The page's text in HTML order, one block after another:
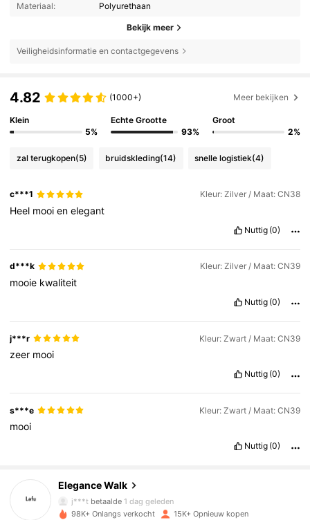
Materiaal: Polyurethaan
Bekijk meer
Veiligheidsinformatie en contactgegevens
4.82 (1000+) Meer bekijken
Klein
5%
Echte Grootte
93%
Groot
2%
zal terugkopen(5) bruidskleding(14) snelle logistiek(4)
c***1 Kleur: Zilver / Maat: CN38
Heel mooienelegant
Nuttig (0)
d***k Kleur: Zilver / Maat: CN39
mooie kwaliteit
Nuttig (0)
j***r Kleur: Zwart / Maat: CN39
zeer mooi
Nuttig (0)
s***e Kleur: Zwart / Maat: CN39
mooi
Nuttig (0)
Elegance Walk
4.81
7.6K Volgers
j***tbetaalde 1 dag geleden
98K+ Onlangs verkocht 15K+ Opnieuw kopen